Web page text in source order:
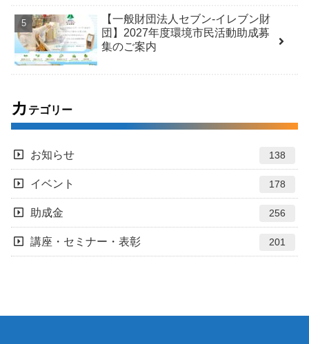
【一般財団法人セブン-イレブン財
団】2027年度環境市民活動助成募
集のご案内
カ テゴリー
お知らせ 138
イベント 178
助成金 256
講座・セミナー・表彰 201